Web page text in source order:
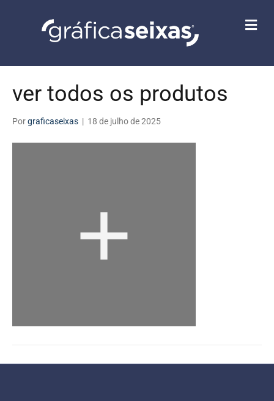
M
E
ver todos os produtos
Porgraficaseixas | 18 de julho de 2025